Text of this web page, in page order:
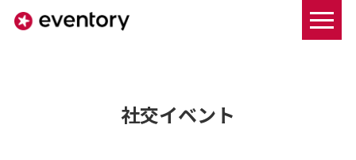
社交イベント